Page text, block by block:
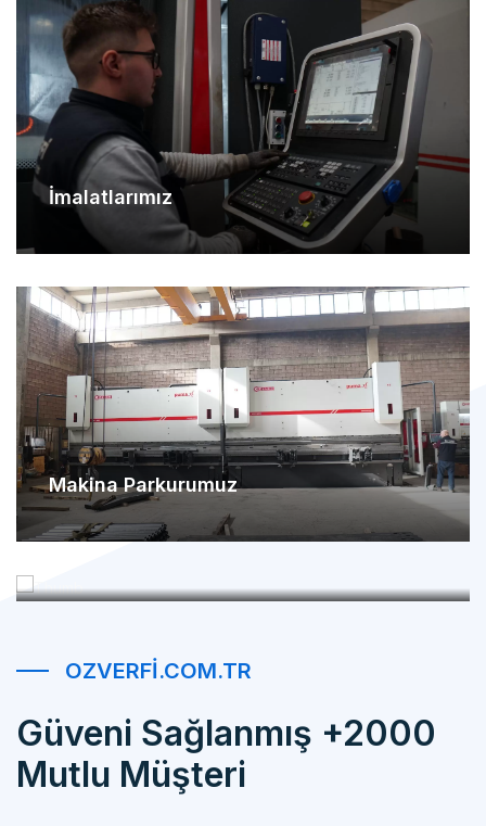
İmalatlarımız
Makina Parkurumuz
Referanslarımız
Güveni Sağlanmış +2000
Mutlu Müşteri
Öz Verfi 2000 üzerinde müşteri memnuniyeti sağlamış. Güven